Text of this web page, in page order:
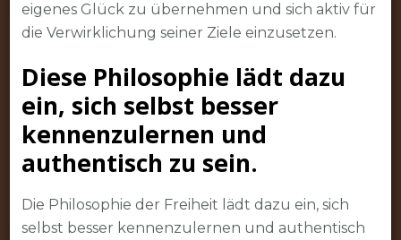
eigenes Glück zu übernehmen und sich aktiv für
die Verwirklichung seiner Ziele einzusetzen.
Diese Philosophie lädt dazu
ein, sich selbst besser
kennenzulernen und
authentisch zu sein.
Die Philosophie der Freiheit lädt dazu ein, sich
selbst besser kennenzulernen und authentisch